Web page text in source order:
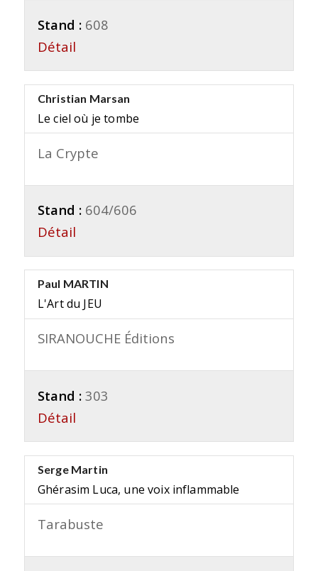
Stand : 608
Détail
Christian Marsan
Le ciel où je tombe
La Crypte
Stand : 604/606
Détail
Paul MARTIN
L'Art du JEU
SIRANOUCHE Éditions
Stand : 303
Détail
Serge Martin
Ghérasim Luca, une voix inflammable
Tarabuste